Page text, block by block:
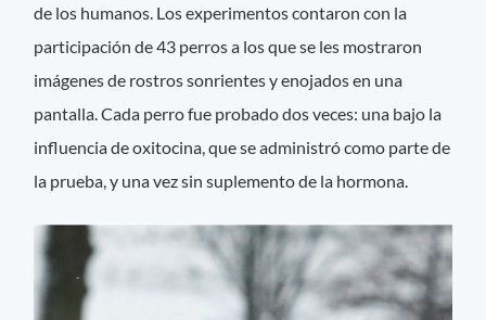
de los humanos. Los experimentos contaron con la
participación de 43 perros a los que se les mostraron
imágenes de rostros sonrientes y enojados en una
pantalla. Cada perro fue probado dos veces: una bajo la
influencia de oxitocina, que se administró como parte de
la prueba, y una vez sin suplemento de la hormona.